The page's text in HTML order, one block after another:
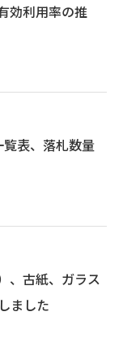
効利用率の推
表、落札数量
、古紙、ガラス
ました